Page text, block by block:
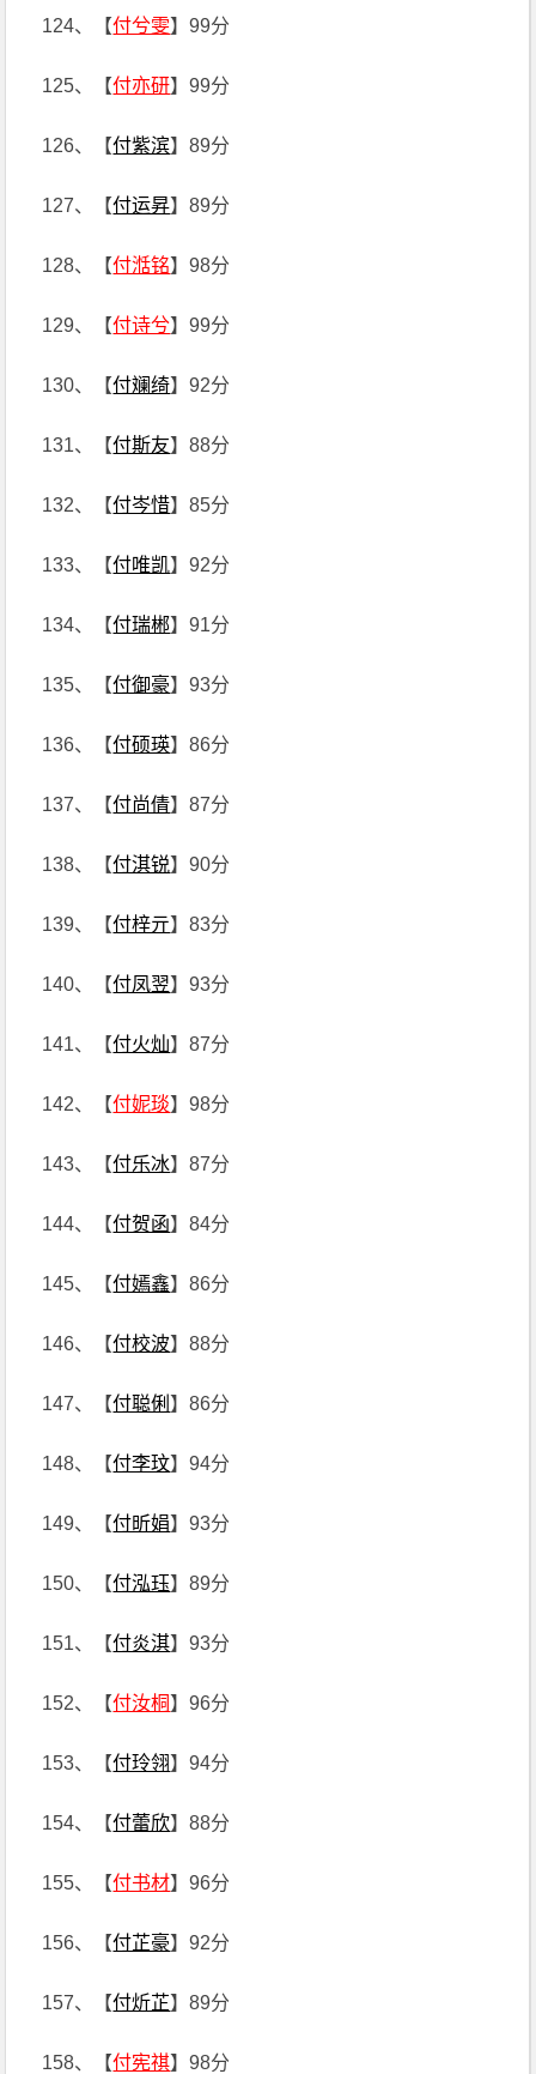
124、【付兮雯】99分
125、【付亦研】99分
126、【付紫滨】89分
127、【付运昇】89分
128、【付湉铭】98分
129、【付诗兮】99分
130、【付斓绮】92分
131、【付斯友】88分
132、【付岑惜】85分
133、【付唯凯】92分
134、【付瑞郴】91分
135、【付御豪】93分
136、【付硕瑛】86分
137、【付尚倩】87分
138、【付淇锐】90分
139、【付梓亓】83分
140、【付凤翌】93分
141、【付火灿】87分
142、【付妮琰】98分
143、【付乐冰】87分
144、【付贺函】84分
145、【付嫣鑫】86分
146、【付校波】88分
147、【付聪俐 】86分
148、【付李玟】94分
149、【付昕娟】93分
150、【付泓珏】89分
151、【付炎淇】93分
152、【付汝桐 】96分
153、【付玲翎】94分
154、【付蕾欣】88分
155、【付书材】96分
156、【付芷豪】92分
157、【付炘芷】89分
158、【付宪祺】98分